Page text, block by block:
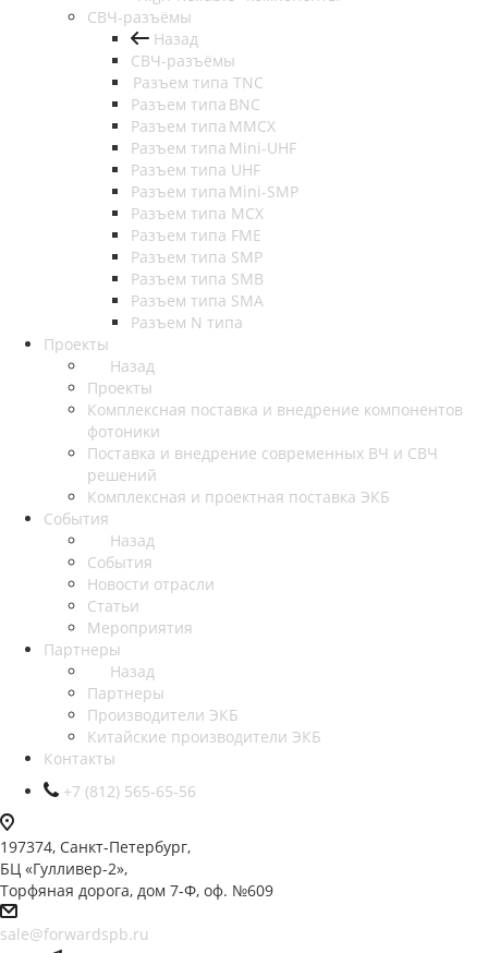
СВЧ-разъёмы
Назад
СВЧ-разъёмы
Разъем типа TNC
Разъем типа BNC
Разъем типа MMCX
Разъем типа Mini-UHF
Разъем типа UHF
Разъем типа Mini-SMP
Разъем типа MCX
Разъем типа FME
Разъем типа SMP
Разъем типа SMB
Разъем типа SMA
Разъем N типа
Проекты
Назад
Проекты
Комплексная поставка и внедрение компонентов
фотоники
Поставка и внедрение современных ВЧ и СВЧ
решений
Комплексная и проектная поставка ЭКБ
События
Назад
События
Новости отрасли
Статьи
Мероприятия
Партнеры
Назад
Партнеры
Производители ЭКБ
Китайские производители ЭКБ
Контакты
+7 (812) 565-65-56
197374, Санкт-Петербург,
БЦ «Гулливер-2»,
Торфяная дорога, дом 7-Ф, оф. №609
sale@forwardspb.ru